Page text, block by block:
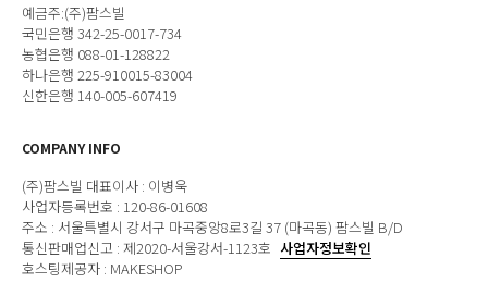
예금주:(주)팜스빌
국민은행 342-25-0017-734
농협은행 088-01-128822
하나은행 225-910015-83004
신한은행 140-005-607419
COMPANY INFO
(주)팜스빌 대표이사 : 이병욱
사업자등록번호 : 120-86-01608
주소 : 서울특별시 강서구 마곡중앙8로3길 37 (마곡동) 팜스빌 B/D
통신판매업신고 : 제2020-서울강서-1123호 사업자정보확인
호스팅제공자 : MAKESHOP